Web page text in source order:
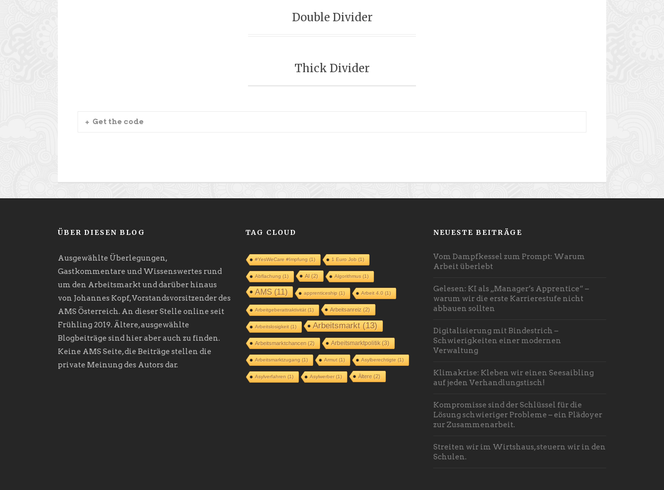
Double Divider
Thick Divider
Get the code
ÜBER DIESEN BLOG
Ausgewählte Überlegungen,
Gastkommentare und Wissenswertes rund
um den Arbeitsmarkt und darüber hinaus
von Johannes Kopf, Vorstandsvorsitzender des
AMS Österreich. An dieser Stelle online seit
Frühling 2019. Ältere, ausgewählte
Blogbeiträge sind hier aber auch zu finden.
Keine AMS Seite, die Beiträge stellen die
private Meinung des Autors dar.
TAG CLOUD
#YesWeCare #Impfung(1) 1 Euro Job(1)
Abflachung(1) AI(2) Algorithmus(1)
AMS(11) apprenticeship(1) Arbeit 4.0(1)
Arbeitgeberattraktivität(1) Arbeitsanreiz(2)
Arbeitslosigkeit(1) Arbeitsmarkt(13)
Arbeitsmarktchancen(2) Arbeitsmarktpolitik(3)
Arbeitsmarktzugang(1) Armut(1) Asylberechtigte(1)
Asylverfahren(1) Asylwerber(1) Ältere(2)
NEUESTE BEITRÄGE
Vom Dampfkessel zum Prompt: Warum
Arbeit überlebt
Gelesen: KI als „Manager’s Apprentice“ –
warum wir die erste Karrierestufe nicht
abbauen sollten
Digitalisierung mit Bindestrich –
Schwierigkeiten einer modernen
Verwaltung
Klimakrise: Kleben wir einen Seesaibling
auf jeden Verhandlungstisch!
Kompromisse sind der Schlüssel für die
Lösung schwieriger Probleme – ein Plädoyer
zur Zusammenarbeit.
Streiten wir im Wirtshaus, steuern wir in den
Schulen.